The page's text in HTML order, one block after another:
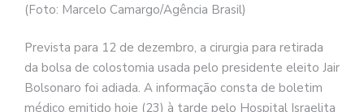
(Foto: Marcelo Camargo/Agência Brasil)
Prevista para 12 de dezembro, a cirurgia para retirada
da bolsa de colostomia usada pelo presidente eleito Jair
Bolsonaro foi adiada. A informação consta de boletim
médico emitido hoje (23) à tarde pelo Hospital Israelita